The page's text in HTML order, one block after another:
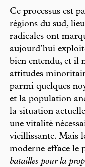
Ce processus est
régions du sud,
radicales ont
aujourd’hui
bien entendu, et il
attitudes
parmi quelques
et la population
la situation
une vitalité
vieillissante. Mais
moderne efface le
batailles pour la